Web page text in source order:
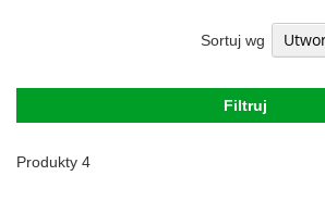
Produkty 4
Sortuj wg
Filtruj